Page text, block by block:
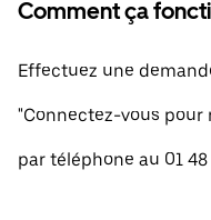
Comment ça
Effectuez une
"Connectez-vous pour
par téléphone au 01 48